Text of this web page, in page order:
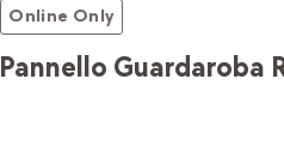
Online Only
Pannello Guardaroba